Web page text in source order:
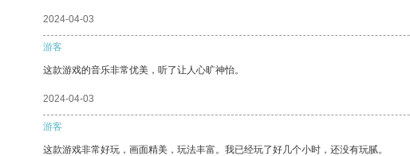
2024-04-03
游客
这款游戏的音乐非常优美，听了让人心旷神怡。
2024-04-03
游客
这款游戏非常好玩，画面精美，玩法丰富。我已经玩了好几个小时，还没有玩腻。